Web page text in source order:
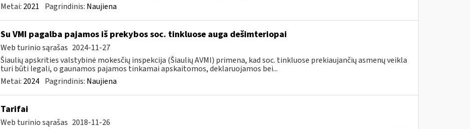
Metai: 2021 Pagrindinis: Naujiena
Su VMI pagalba pajamos iš prekybos soc. tinkluose auga dešimteriopai
Web turinio sąrašas 2024-11-27
Šiaulių apskrities valstybinė mokesčių inspekcija (Šiaulių AVMI) primena, kad soc. tinkluose prekiaujančių asmenų veikla
turi būti legali, o gaunamos pajamos tinkamai apskaitomos, deklaruojamos bei...
Metai: 2024 Pagrindinis: Naujiena
Tarifai
Web turinio sąrašas 2018-11-26